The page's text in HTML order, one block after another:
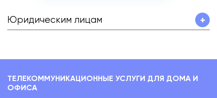
Юридическим лицам +
ТЕЛЕКОММУНИКАЦИОННЫЕ УСЛУГИ ДЛЯ ДОМА И
ОФИСА